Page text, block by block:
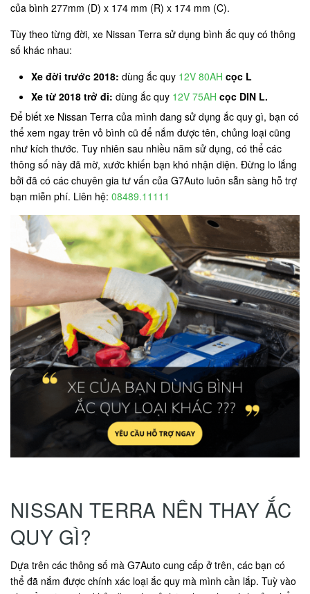
của bình 277mm (D) x 174 mm (R) x 174 mm (C).
Tùy theo từng đời, xe Nissan Terra sử dụng bình ắc quy có thông
số khác nhau:
Xe đời trước 2018: dùng ắc quy 12V 80AH cọc L
Xe từ 2018 trở đi: dùng ắc quy 12V 75AH cọc DIN L.
Để biết xe Nissan Terra của mình đang sử dụng ắc quy gì, bạn có
thể xem ngay trên vỏ bình cũ để nắm được tên, chủng loại cũng
như kích thước. Tuy nhiên sau nhiều năm sử dụng, có thể các
thông số này đã mờ, xước khiến bạn khó nhận diện. Đừng lo lắng
bởi đã có các chuyên gia tư vấn của G7Auto luôn sẵn sàng hỗ trợ
bạn miễn phí. Liên hệ: 08489.11111
NISSAN TERRA NÊN THAY ẮC
QUY GÌ?
Dựa trên các thông số mà G7Auto cung cấp ở trên, các bạn có
thể đã nắm được chính xác loại ắc quy mà mình cần lắp. Tuỳ vào